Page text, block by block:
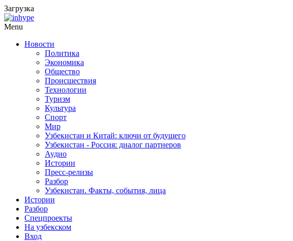
Загрузка
Menu
Новости
Политика
Экономика
Общество
Происшествия
Технологии
Туризм
Культура
Спорт
Мир
Узбекистан и Китай: ключи от будущего
Узбекистан - Россия: диалог партнеров
Аудио
Истории
Пресс-релизы
Разбор
Узбекистан. Факты, события, лица
Истории
Разбор
Спецпроекты
На узбекском
Вход